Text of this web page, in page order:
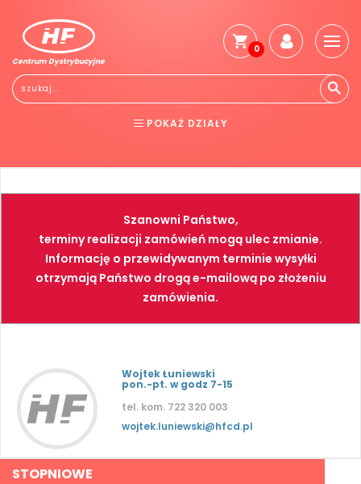
Centrum Dystrybucyjne
0
POKAŻ DZIAŁY
NARZĘDZIA SPAWALNICTWO
FARBY PNEUMATYKA
Szanowni Państwo,
terminy realizacji zamówień mogą ulec zmianie.
Informację o przewidywanym terminie wysyłki
otrzymają Państwo drogą e-mailową po złożeniu
zamówienia.
Wojtek Łuniewski
pon.-pt. w godz 7-15
tel. kom. 722 320 003
wojtek.luniewski@hfcd.pl
STOPNIOWE